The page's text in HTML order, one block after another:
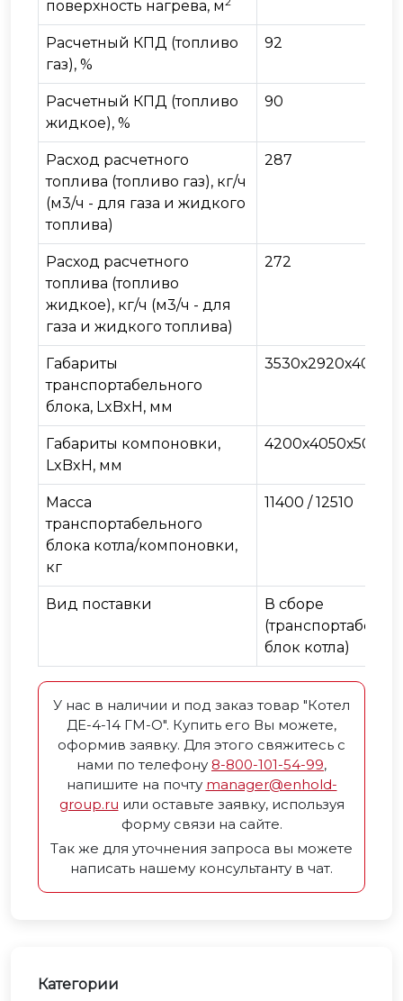
поверхность нагрева, м
Расчетный КПД (топливо
газ), %
92
Расчетный КПД (топливо
жидкое), %
90
Расход расчетного
топлива (топливо газ), кг/ч
(м3/ч - для газа и жидкого
топлива)
287
Расход расчетного
топлива (топливо
жидкое), кг/ч (м3/ч - для
газа и жидкого топлива)
272
Габариты
транспортабельного
блока, LxBxH, мм
3530х2920х4028
Габариты компоновки,
LxBxH, мм
4200х4050х5050
Масса
транспортабельного
блока котла/компоновки,
кг
11400 / 12510
Вид поставки
В сборе
блок котла)
У нас в наличии и под заказ товар "Котел
ДЕ-4-14 ГМ-О". Купить его Вы можете,
оформив заявку. Для этого свяжитесь с
нами по телефону 8-800-101-54-99,
напишите на почту manager@enhold-
group.ru или оставьте заявку, используя
форму связи на сайте.
Так же для уточнения запроса вы можете
написать нашему консультанту в чат.
Категории